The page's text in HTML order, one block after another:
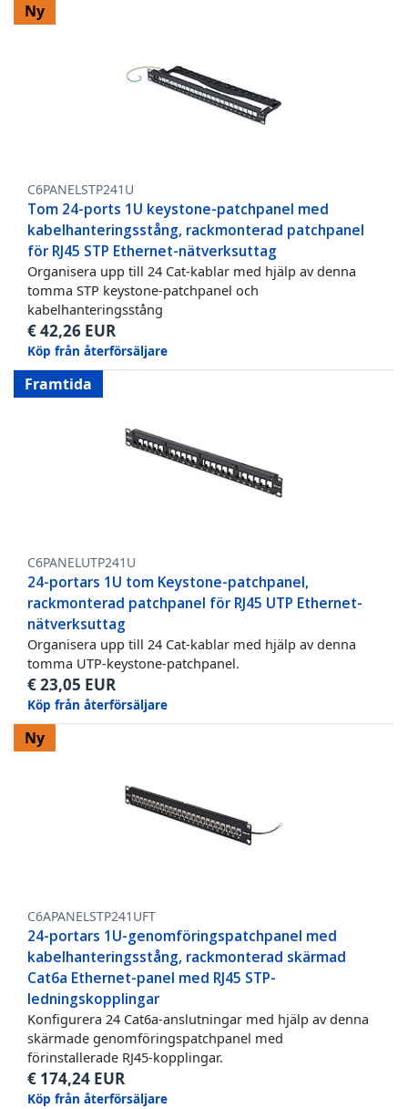
Ny
C6PANELSTP241U
Tom 24-ports 1U keystone-patchpanel med
kabelhanteringsstång, rackmonterad patchpanel
för RJ45 STP Ethernet-nätverksuttag
Organisera upp till 24 Cat-kablar med hjälp av denna
tomma STP keystone-patchpanel och
kabelhanteringsstång
€42,26 EUR
Köp från återförsäljare
Framtida
C6PANELUTP241U
24-portars 1U tom Keystone-patchpanel,
rackmonterad patchpanel för RJ45 UTP Ethernet-
nätverksuttag
Organisera upp till 24 Cat-kablar med hjälp av denna
tomma UTP-keystone-patchpanel.
€23,05 EUR
Köp från återförsäljare
Ny
C6APANELSTP241UFT
24-portars 1U-genomföringspatchpanel med
kabelhanteringsstång, rackmonterad skärmad
Cat6a Ethernet-panel med RJ45 STP-
ledningskopplingar
Konfigurera 24 Cat6a-anslutningar med hjälp av denna
skärmade genomföringspatchpanel med
förinstallerade RJ45-kopplingar.
€ 174,24 EUR
Köp från återförsäljare